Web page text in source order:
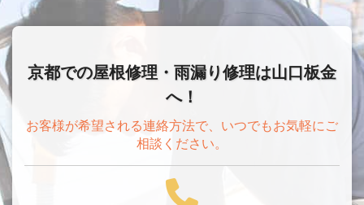
京都での屋根修理・雨漏り修理は山口板金
へ！
お客様が希望される連絡方法で、いつでもお気軽にご
相談ください。